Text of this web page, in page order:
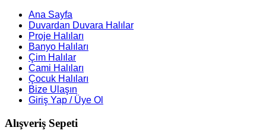
Ana Sayfa
Duvardan Duvara Halılar
Proje Halıları
Banyo Halıları
Çim Halılar
Cami Halıları
Çocuk Halıları
Bize Ulaşın
Giriş Yap / Üye Ol
Alışveriş Sepeti